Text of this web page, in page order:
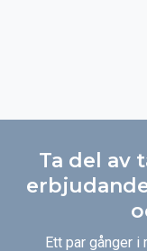
Ta del av
Ett par gånger i